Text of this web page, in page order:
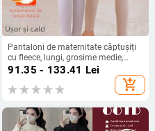
Pantaloni de maternitate căptușiți
cu fleece, lungi, grosime medie,
poliester 80–90%, susținere a burții
91.35 - 133.41 Lei
add_shopping_cart